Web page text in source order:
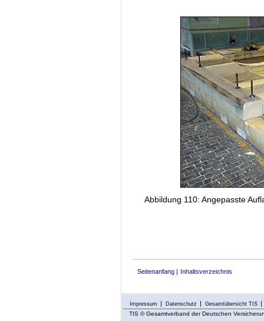
Abbildung 110: Angepasste
Seitenanfang Inhaltsverzeichnis
Impressum Datenschutz Gesamtübersicht TIS
TIS © Gesamtverband der Deutschen